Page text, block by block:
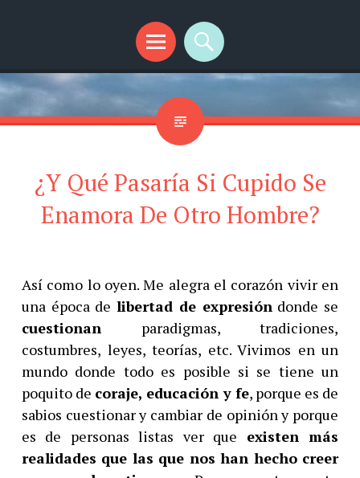
El Camino de las Mentes Brillantes
Menú
Buscar
¿Y Qué Pasaría Si Cupido Se
Enamora De Otro Hombre?
Así como lo oyen. Me alegra el corazón vivir en
una época delibertad de expresión donde se
cuestionan paradigmas, tradiciones,
costumbres, leyes, teorías, etc. Vivimos en un
mundo donde todo es posible si se tiene un
poquito de coraje, educación y fe, porque es de
sabios cuestionar y cambiar de opinión y porque
es de personas listas ver que existen más
realidades que las que nos han hecho creer